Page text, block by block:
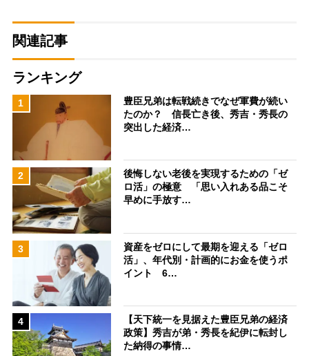
関連記事
ランキング
1
豊臣兄弟は転戦続きでなぜ軍費が続い
たのか？ 信長亡き後、秀吉・秀長の
突出した経済…
2
後悔しない老後を実現するための「ゼ
ロ活」の極意 「思い入れある品こそ
早めに手放す…
3
資産をゼロにして最期を迎える「ゼロ
活」、年代別・計画的にお金を使うポ
イント 6…
4
【天下統一を見据えた豊臣兄弟の経済
政策】秀吉が弟・秀長を紀伊に転封し
た納得の事情…